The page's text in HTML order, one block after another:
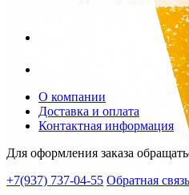
О компании
Доставка и оплата
Контактная информация
Для оформления заказа
+7(937) 737-04-55 Обратная связь